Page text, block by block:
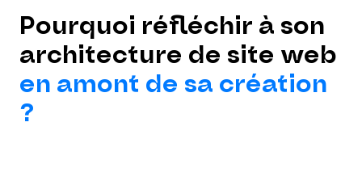
Pourquoi réfléchir à son
architecture de site web
en amont de sa création
?